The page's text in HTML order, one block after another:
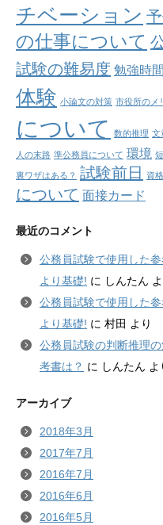
チベーション
の仕事について
試験の難易度 勉強時間
体験 小論文の対策 市役所のメ
について
数的推理 文
人の末路 準公務員について 環境
裏ワザはある？ 試験前日 資
について 面接カード
最近のコメント
公務員試験で使用した
より基礎! に しんたん
公務員試験で使用した
より基礎! に 村田 より
公務員試験の判断推理
考書は？ に しんたん よ
アーカイブ
2018年3月
2017年7月
2016年7月
2016年6月
2016年5月